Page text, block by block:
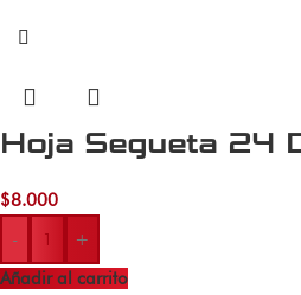
Hoja Segueta 24
$8.000
-
+
Añadir al carrito